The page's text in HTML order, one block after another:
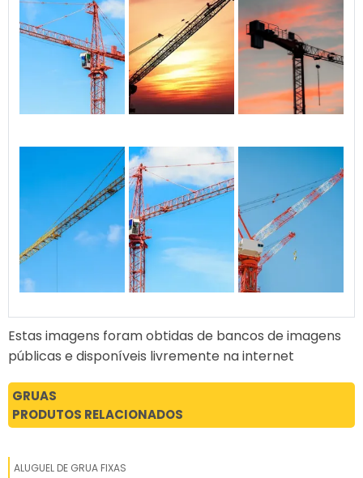
Estas imagens foram obtidas de bancos de imagens
públicas e disponíveis livremente na internet
GRUAS
PRODUTOS RELACIONADOS
ALUGUEL DE GRUA FIXAS